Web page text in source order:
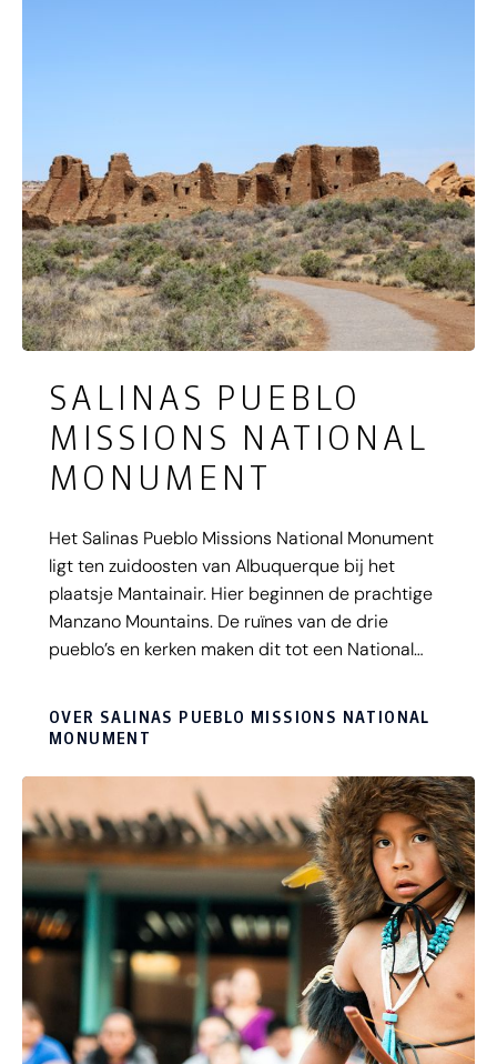
SALINAS PUEBLO
MISSIONS NATIONAL
MONUMENT
Het Salinas Pueblo Missions National Monument
ligt ten zuidoosten van Albuquerque bij het
plaatsje Mantainair. Hier beginnen de prachtige
Manzano Mountains. De ruïnes van de drie
pueblo’s en kerken maken dit tot een National
bewaard gebleven en kun je deze nu nog steeds
OVER SALINAS PUEBLO MISSIONS NATIONAL
MONUMENT